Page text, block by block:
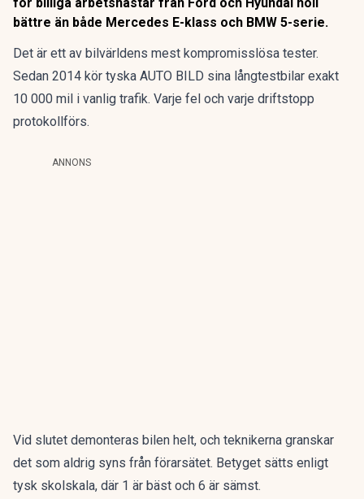
bättre än både Mercedes E-klass och BMW 5-serie.
Det är ett av bilvärldens mest kompromisslösa tester.
Sedan 2014 kör tyska AUTO BILD sina långtestbilar exakt
10 000 mil i vanlig trafik. Varje fel och varje driftstopp
protokollförs.
ANNONS
Vid slutet demonteras bilen helt, och teknikerna granskar
det som aldrig syns från förarsätet. Betyget sätts enligt
tysk skolskala, där 1 är bäst och 6 är sämst.